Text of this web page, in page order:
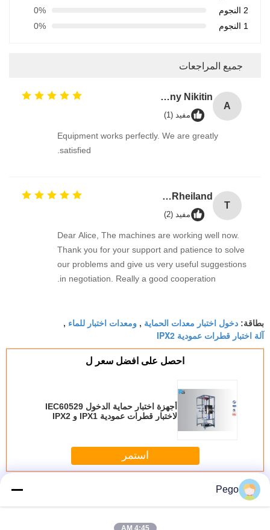
2 النجوم
0%
1 النجوم
0%
جميع المراجعات
A
Anthony Nikitin
مفيد (1)
Equipment works perfectly. We are greatly
satisfied.
T
TUV Rheiland
مفيد (2)
Dear Alice, The machines are working well now.
Thank you for your support and patience to solve
our problems and give us very useful suggestions
in negotiation. Really a good cooperation.
بطاقة: دخول اختبار معدات الحماية , ومعدات اختبار للماء ,
آلة اختبار قطرات عمودية IPX2
احصل على افضل سعر ل
أجهزة اختبار حماية الدخول IEC60529
لاختبار قطرات عمودية IPX1 و IPX2
استمر
أكثر معدات اختبار الملكية الفكرية
Pego
4:45 AM